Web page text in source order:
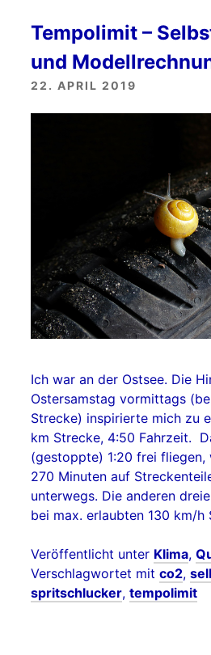
Tempolimit –
und
22. APRIL 2019
Ich war an der Ostsee. Die
Ostersamstag vormittags
Strecke) inspirierte mich zu
km Strecke, 4:50 Fahrzeit.
(gestoppte) 1:20 frei fliegen,
270 Minuten auf
unterwegs. Die anderen
bei max. erlaubten 130 km/h
Veröffentlicht unter Klima,
Verschlagwortet mit co2,
spritschlucker, tempolimit